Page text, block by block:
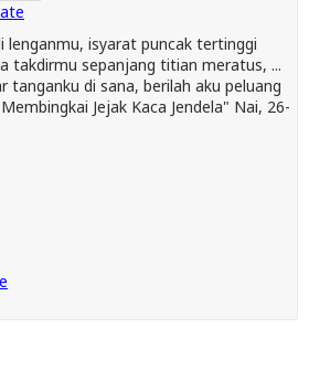
lenganmu, isyarat puncak tertinggi
takdirmu sepanjang titian meratus, ...
tanganku di sana, berilah aku peluang
Jejak Kaca Jendela" Nai, 26-